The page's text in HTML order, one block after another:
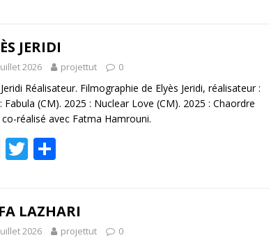
b
o
o
k
er g
er
JERIDI
2026 projettut 0
Réalisateur. Filmographie de Elyès Jeridi, réalisateur :
Fabula (CM). 2025 : Nuclear Love (CM). 2025 : Chaordre
co-réalisé avec Fatma Hamrouni.
F
b
T
er g
LAZHARI
2026 projettut 0